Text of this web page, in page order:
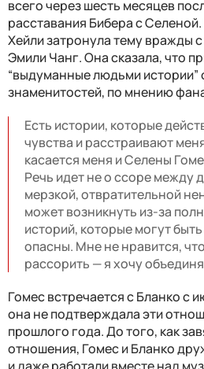
всего через шесть месяцев
расставания Бибера с
Хейли затронула тему вражды
Эмили Чанг. Она сказала, что
“выдуманные людьми истории”
знаменитостей, по мнению
Есть истории, которые
чувства и расстраивают
касается меня и Селены
Речь идет не о ссоре между
мерзкой, отвратительной
может возникнуть из-за
историй, которые могут
опасны. Мне не нравится,
рассорить — я хочу
Гомес встречается с Бланко с
она не подтверждала эти
прошлого года. До того, как
отношения, Гомес и Бланко